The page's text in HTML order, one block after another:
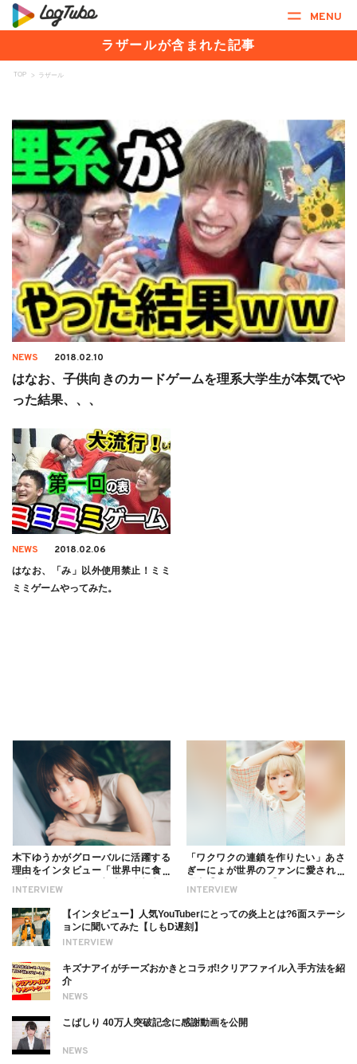
MENU
ラザールが含まれた記事
TOP > ラザール
NEWS 2018.02.10
はなお、子供向きのカードゲームを理系大学生が本気でや
った結果、、、
NEWS 2018.02.06
はなお、「み」以外使用禁止！ミミ
ミミゲームやってみた。
INTERVIEW
木下ゆうかがグローバルに活躍する
理由をインタビュー「世界中に食べ
ついても
INTERVIEW
「ワクワクの連鎖を作りたい」あさ
ぎーにょが世界のファンに愛される
INTERVIEW
【インタビュー】人気YouTuberにとっての炎上とは?6面ステーシ
ョンに聞いてみた【しもD遅刻】
NEWS
キズナアイがチーズおかきとコラボ!クリアファイル入手方法を紹
介
NEWS
こばしり 40万人突破記念に感謝動画を公開